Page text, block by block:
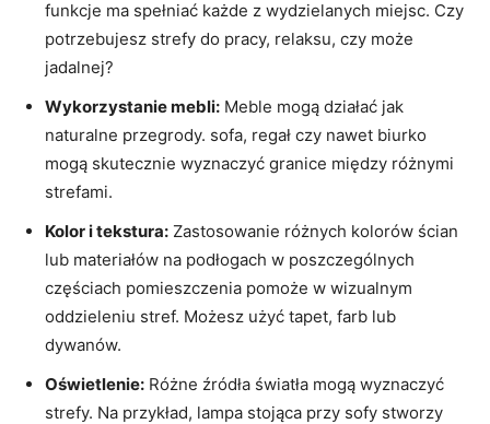
funkcje ma spełniać każde z wydzielanych miejsc. Czy
potrzebujesz strefy do pracy, relaksu, czy może
jadalnej?
Wykorzystanie mebli: Meble mogą działać jak
naturalne przegrody. sofa, regał czy nawet⁣ biurko
mogą skutecznie wyznaczyć granice między różnymi
strefami.
Kolor i tekstura: Zastosowanie różnych kolorów ścian
lub materiałów na podłogach‌ w poszczególnych
częściach pomieszczenia pomoże w wizualnym
oddzieleniu stref. Możesz użyć tapet,⁤ farb lub
dywanów.
Oświetlenie: Różne źródła światła mogą wyznaczyć
strefy. Na⁢ przykład, lampa stojąca przy sofy stworzy